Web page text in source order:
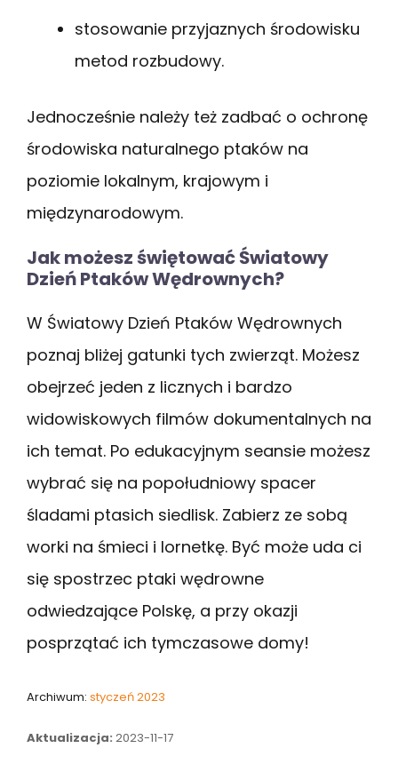
stosowanie przyjaznych środowisku
metod rozbudowy.
Jednocześnie należy też zadbać o ochronę
środowiska naturalnego ptaków na
poziomie lokalnym, krajowym i
międzynarodowym.
Jak możesz świętować Światowy
Dzień Ptaków Wędrownych?
W Światowy Dzień Ptaków Wędrownych
poznaj bliżej gatunki tych zwierząt. Możesz
obejrzeć jeden z licznych i bardzo
widowiskowych filmów dokumentalnych na
ich temat. Po edukacyjnym seansie możesz
wybrać się na popołudniowy spacer
śladami ptasich siedlisk. Zabierz ze sobą
worki na śmieci i lornetkę. Być może uda ci
się spostrzec ptaki wędrowne
odwiedzające Polskę, a przy okazji
posprzątać ich tymczasowe domy!
Archiwum: styczeń 2023
Aktualizacja: 2023-11-17